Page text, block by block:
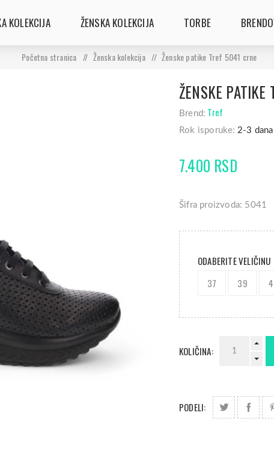
KOLEKCIJA ŽENSKA KOLEKCIJA TORBE
Početna stranica / Ženska kolekcija / Ženske patike Tref 5041 crne
ŽENSKE
Brend: Tref
Rok isporuke: 2-3 dana
7.400 RSD
Šifra proizvoda: 5041
ODABERITE VELIČINU
37
39
KOLIČINA:
PODELI: